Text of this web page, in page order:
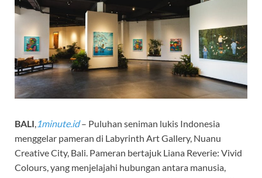
BALI 1minute.id– Puluhan seniman lukis Indonesia
menggelar pameran di Labyrinth Art Gallery, Nuanu
Creative City, Bali. Pameran bertajuk Liana Reverie: Vivid
Colours, yang menjelajahi hubungan antara manusia,